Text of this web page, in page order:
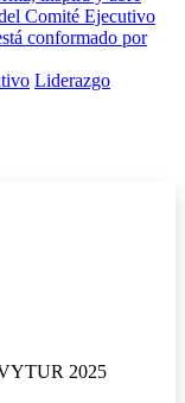
Comité Ejecutivo
conformado por
Liderazgo
2025